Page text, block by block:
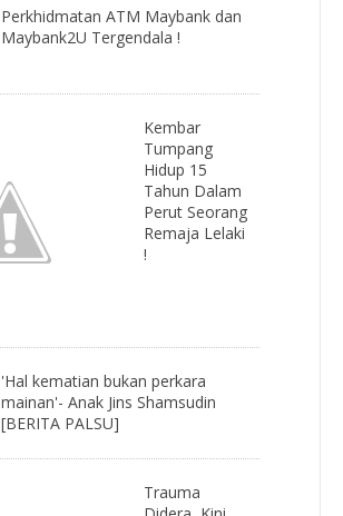
Perkhidmatan ATM Maybank dan
Maybank2U Tergendala !
Kembar
Tumpang
Hidup 15
Tahun Dalam
Perut Seorang
Remaja Lelaki
!
'Hal kematian bukan perkara
mainan'- Anak Jins Shamsudin
[BERITA PALSU]
Trauma